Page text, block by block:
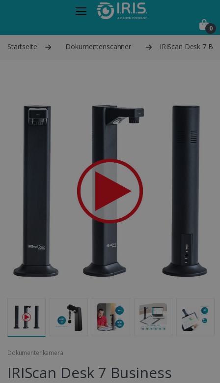
0
Startseite Dokumentenscanner IRIScan Desk 7
Dokumentenkamera
IRIScan Desk 7 Business